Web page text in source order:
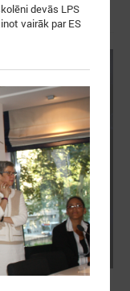
devās LPS
vairāk par ES